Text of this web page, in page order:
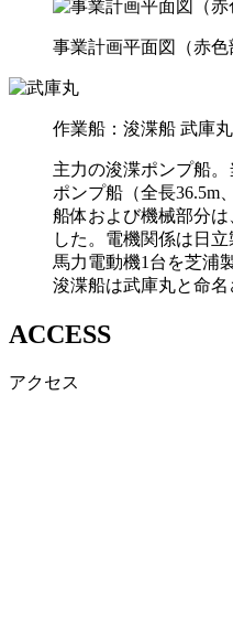
事業計画平面図（赤色
作業船：︎浚渫船 武庫丸
主力の浚渫ポンプ船
ポンプ船（全長36.5m
船体および機械部分は
した。電機関係は日
馬力電動機1台を芝浦
浚渫船は武庫丸と命名
ACCESS
アクセス